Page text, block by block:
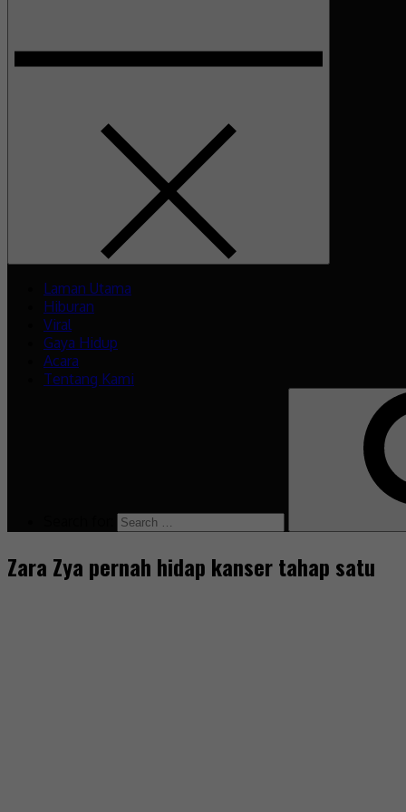
Laman Utama
Hiburan
Viral
Gaya Hidup
Acara
Tentang Kami
Zara Zya pernah hidap kanser tahap satu